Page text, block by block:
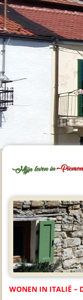
WONEN IN ITALIË